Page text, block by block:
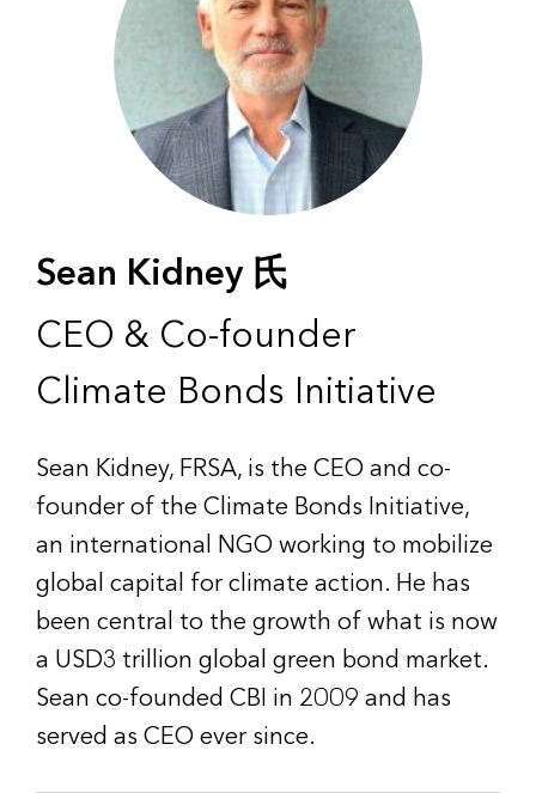
Sean Kidney 氏
CEO & Co-founder
Climate Bonds Initiative
Sean Kidney, FRSA, is the CEO and co-
founder of the Climate Bonds Initiative,
an international NGO working to mobilize
global capital for climate action. He has
been central to the growth of what is now
a USD3 trillion global green bond market.
Sean co-founded CBI in 2009 and has
served as CEO ever since.